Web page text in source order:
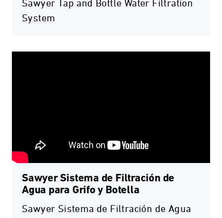
Sawyer Tap and Bottle Water Filtration
System
Sawyer Sistema de Filtración de
Agua para Grifo y Botella
Sawyer Sistema de Filtración de Agua